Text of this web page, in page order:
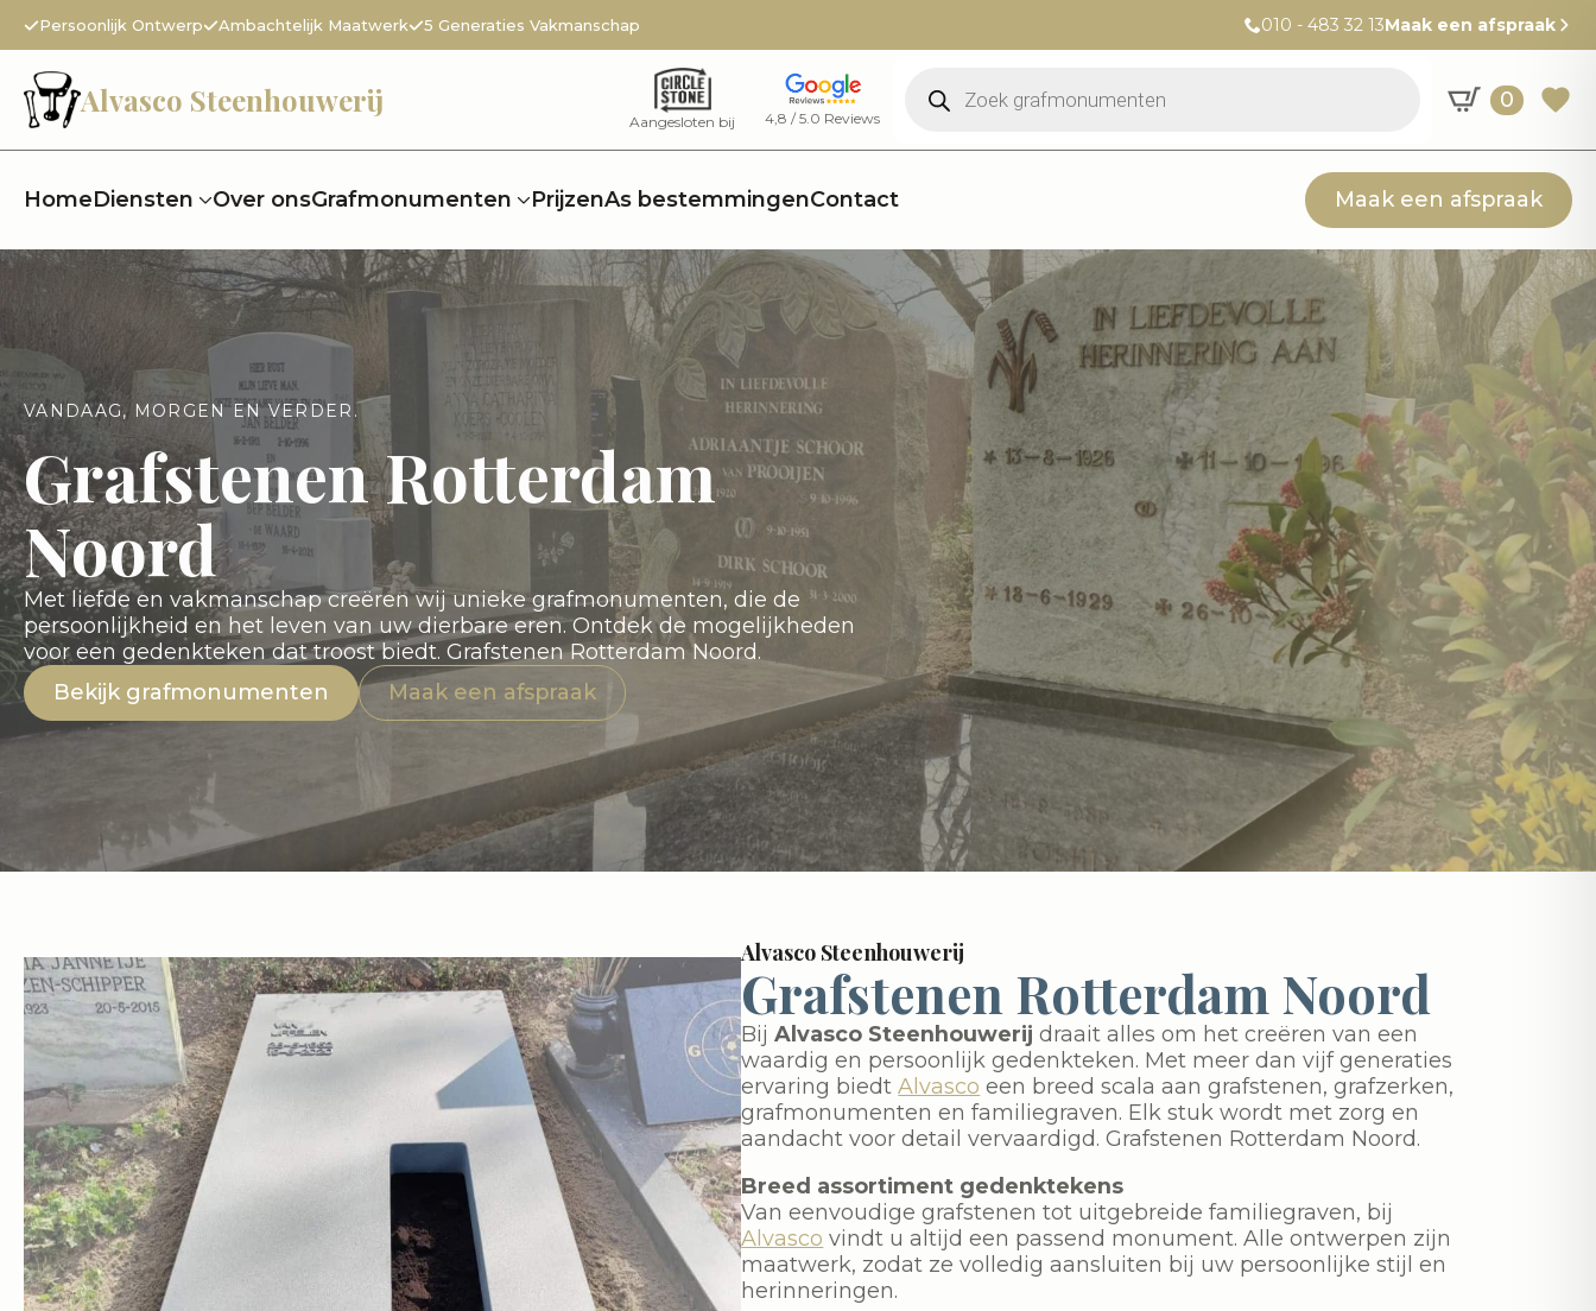
Persoonlijk Ontwerp Ambachtelijk Maatwerk 5 Generaties Vakmanschap 010 - 483 32 13Maak een afspraak
Alvasco Steenhouwerij
Aangesloten bij 4,8 / 5.0 Reviews
zoeken
0
HomeDiensten Over onsGrafmonumenten PrijzenAs bestemmingenContact Maak een afspraak
VANDAAG, MORGEN EN VERDER.
Grafstenen Rotterdam
Noord
Met liefde en vakmanschap creëren wij unieke grafmonumenten, die de
persoonlijkheid en het leven van uw dierbare eren. Ontdek de mogelijkheden
voor een gedenkteken dat troost biedt. Grafstenen Rotterdam Noord.
Bekijk grafmonumenten
Maak een afspraak
Alvasco Steenhouwerij
Grafstenen Rotterdam Noord
BijAlvasco Steenhouwerij draait alles om het creëren van een
waardig en persoonlijk gedenkteken. Met meer dan vijf generaties
ervaring biedtAlvasco een breed scala aan grafstenen, grafzerken,
grafmonumenten en familiegraven. Elk stuk wordt met zorg en
aandacht voor detail vervaardigd. Grafstenen Rotterdam Noord.
Breed assortiment gedenktekens
Van eenvoudige grafstenen tot uitgebreide familiegraven, bij
Alvasco vindt u altijd een passend monument. Alle ontwerpen zijn
maatwerk, zodat ze volledig aansluiten bij uw persoonlijke stijl en
herinneringen.